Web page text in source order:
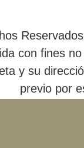
con fines
y su
previo por